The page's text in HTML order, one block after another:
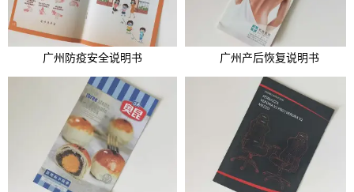
广州防疫安全说明书 广州产后恢复说明书